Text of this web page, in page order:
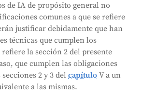
de IA de propósito general no
comunes a que se refiere
justificar debidamente que han
técnicas que cumplen los
la sección 2 del presente
que cumplen las obligaciones
secciones 2 y 3 delcapítulo V a un
a las mismas.